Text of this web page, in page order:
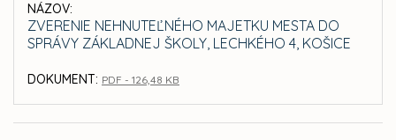
NÁZOV:
ZVERENIE NEHNUTEĽNÉHO MAJETKU MESTA DO
SPRÁVY ZÁKLADNEJ ŠKOLY, LECHKÉHO 4, KOŠICE
DOKUMENT: PDF - 126,48 KB